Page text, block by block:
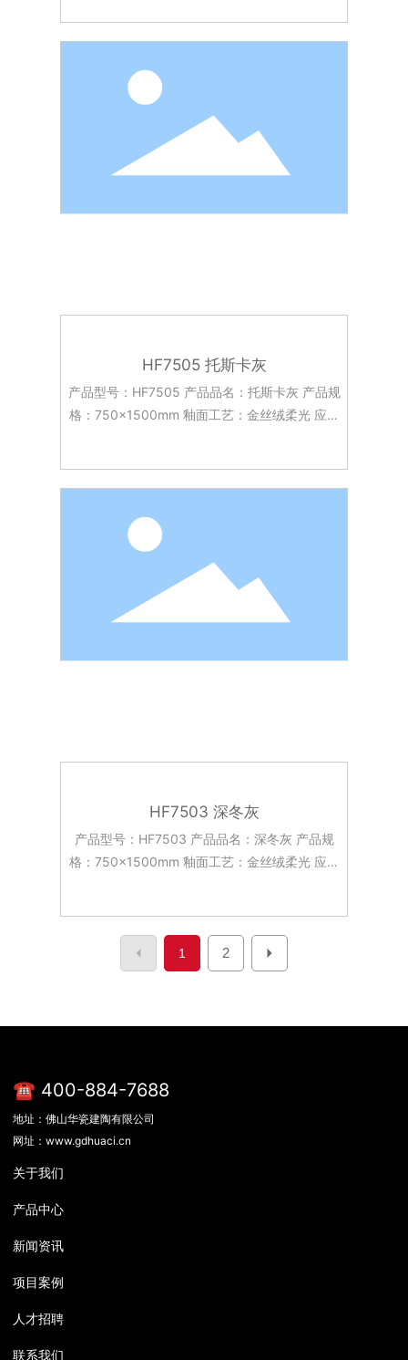
HF7505 托斯卡灰
产品型号：HF7505 产品品名：托斯卡灰 产品规
格：750x1500mm 釉面工艺：金丝绒柔光 应用
HF7503 深冬灰
产品型号：HF7503 产品品名：深冬灰 产品规
格：750x1500mm 釉面工艺：金丝绒柔光 应用
1 2
☎ 400-884-7688
地址：佛山华瓷建陶有限公司
网址：www.gdhuaci.cn
关于我们
产品中心
新闻资讯
项目案例
人才招聘
联系我们